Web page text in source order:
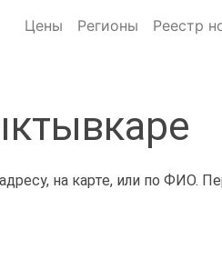
Цены Регионы Реестр
на карте, или по ФИО.